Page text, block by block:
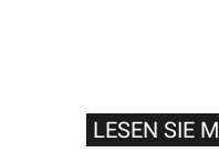
LESEN SIE